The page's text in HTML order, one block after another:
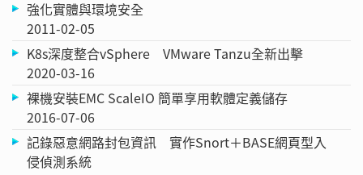
強化實體與環境安全
2011-02-05
K8s深度整合vSphere VMware Tanzu全新出擊
2020-03-16
裸機安裝EMC ScaleIO 簡單享用軟體定義儲存
2016-07-06
記錄惡意網路封包資訊 實作Snort＋BASE網頁型入
侵偵測系統